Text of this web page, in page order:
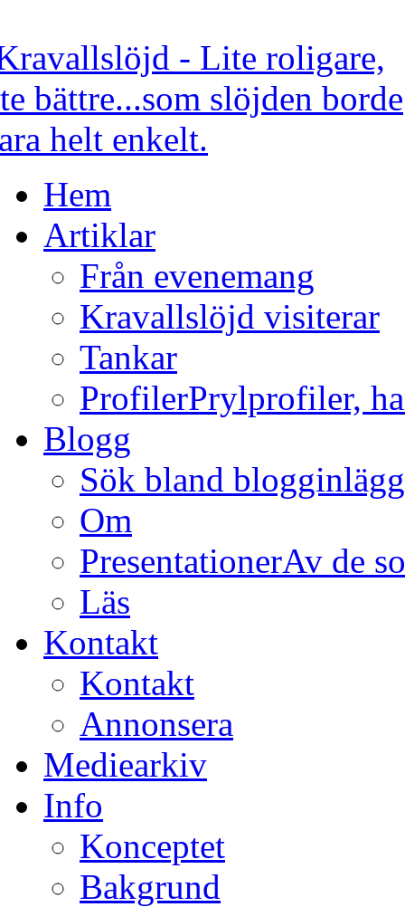
Hem
Artiklar
Från evenemang
Kravallslöjd visiterar
Tankar
ProfilerPrylprofiler,
Blogg
Sök bland
Om
PresentationerAv de
Läs
Kontakt
Kontakt
Annonsera
Mediearkiv
Info
Konceptet
Bakgrund